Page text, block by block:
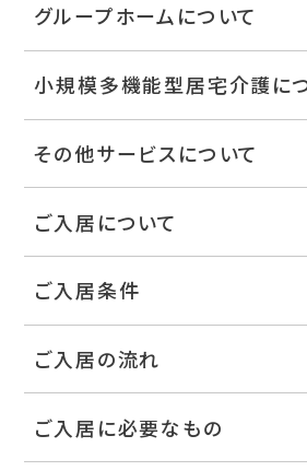
グループホームについて
小規模多機能型居宅介護に
その他サービスについて
ご入居について
ご入居条件
ご入居の流れ
ご入居に必要なもの